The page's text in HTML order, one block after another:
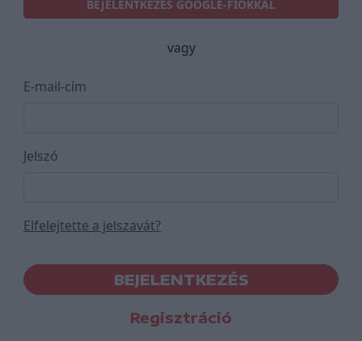
BEJELENTKEZÉS GOOGLE-FIÓKKAL
vagy
E-mail-cím
Jelszó
Elfelejtette a jelszavát?
BEJELENTKEZÉS
Regisztráció